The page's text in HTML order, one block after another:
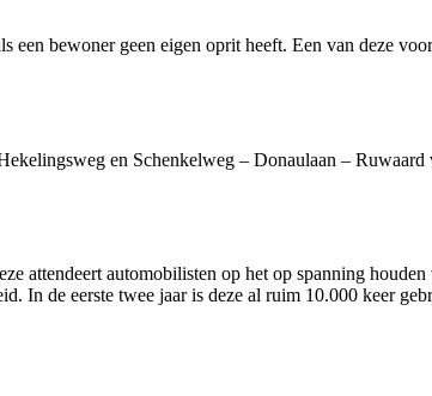
bewoner geen eigen oprit heeft. Een van deze
en Schenkelweg – Donaulaan – Ruwaard
attendeert automobilisten op het op spanning
In de eerste twee jaar is deze al ruim 10.000 keer